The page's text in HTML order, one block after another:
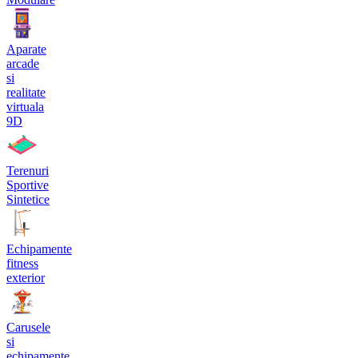
Aparate
arcade
si
realitate
virtuala
9D
Terenuri
Sportive
Sintetice
Echipamente
fitness
exterior
Carusele
si